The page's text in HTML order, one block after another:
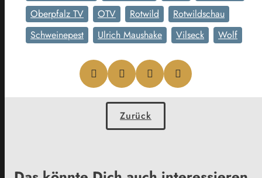
Oberpfalz TV
OTV Rotwild
Rotwildschau
Schweinepest
Ulrich Maushake Vilseck Wolf
Zurück